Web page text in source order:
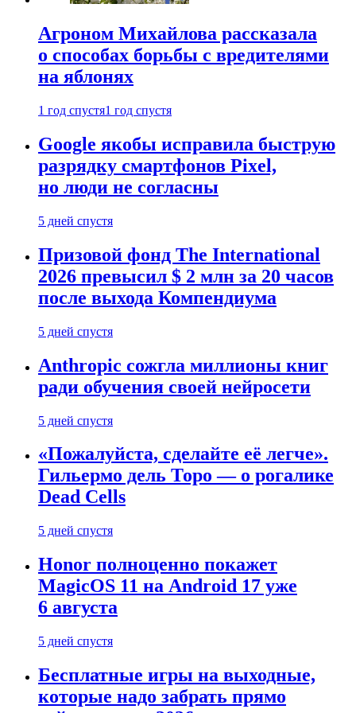
Агроном Михайлова рассказала
о способах борьбы с вредителями
на яблонях
1 год спустя1 год спустя
Google якобы исправила быструю
разрядку смартфонов Pixel,
но люди не согласны
5 дней спустя
Призовой фонд The International
2026 превысил $ 2 млн за 20 часов
после выхода Компендиума
5 дней спустя
Anthropic сожгла миллионы книг
ради обучения своей нейросети
5 дней спустя
«Пожалуйста, сделайте её легче».
Гильермо дель Торо — о рогалике
Dead Cells
5 дней спустя
Honor полноценно покажет
MagicOS 11 на Android 17 уже
6 августа
5 дней спустя
Бесплатные игры на выходные,
которые надо забрать прямо